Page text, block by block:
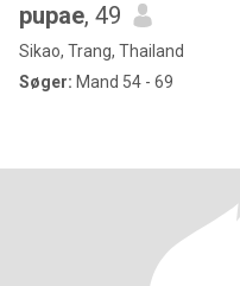
pupae, 49
Sikao, Trang, Thailand
Søger: Mand 54 - 69